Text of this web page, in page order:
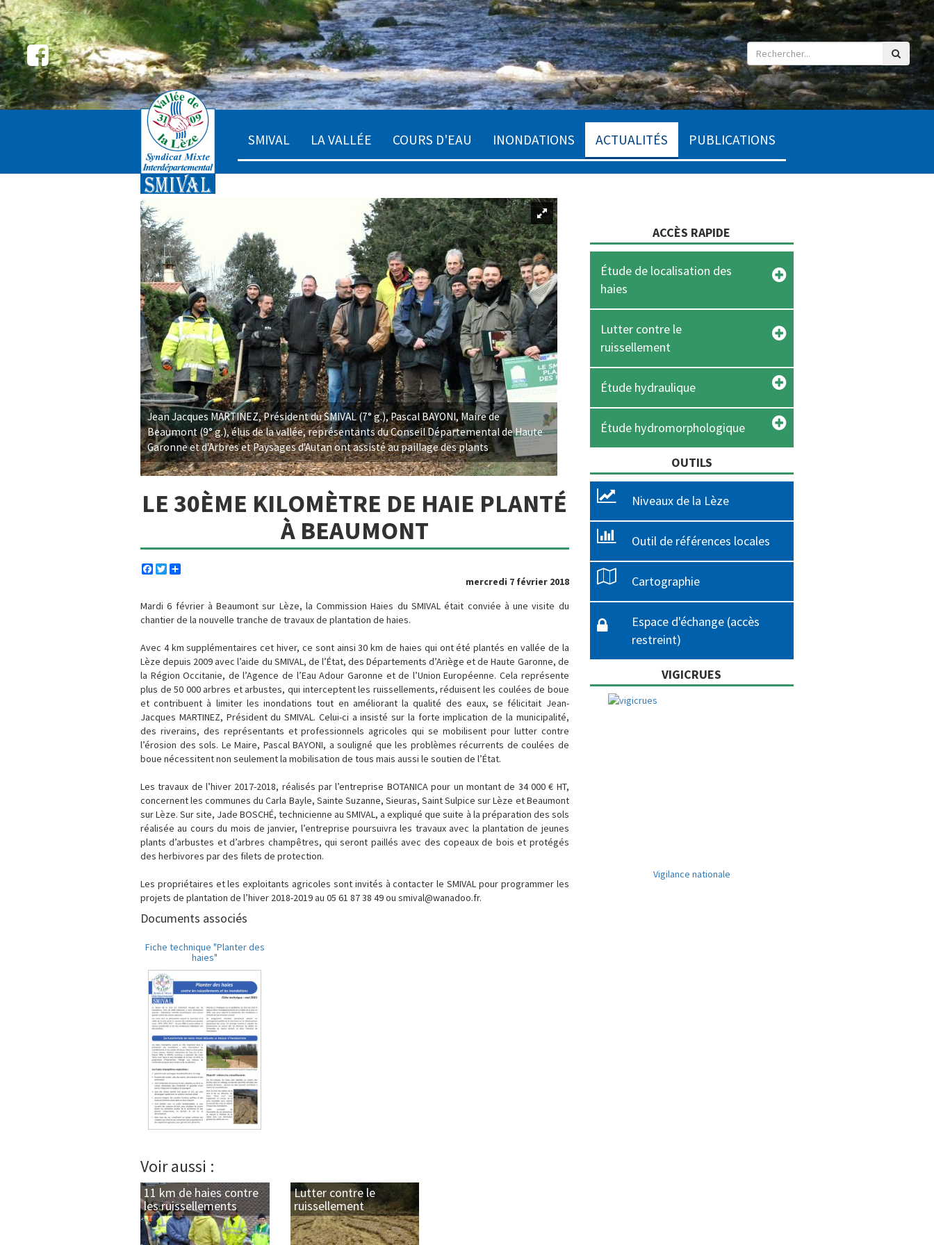
SMIVAL LA VALLÉE COURS D'EAU INONDATIONS ACTUALITÉS PUBLICATIONS
Jean Jacques MARTINEZ, Président du SMIVAL (7° g.), Pascal BAYONI, Maire de
Beaumont (9° g.), élus de la vallée, représentants du Conseil Départemental de Haute
Garonne et d'Arbres et Paysages d'Autan ont assisté au paillage des plants
LE 30ÈME KILOMÈTRE DE HAIE PLANTÉ
À BEAUMONT
Facebook
Twitter
mercredi 7 février 2018
Mardi 6 février à Beaumont sur Lèze, la Commission Haies du SMIVAL était conviée à une visite du
chantier de la nouvelle tranche de travaux de plantation de haies.
Avec 4 km supplémentaires cet hiver, ce sont ainsi 30 km de haies qui ont été plantés en vallée de la
Lèze depuis 2009 avec l’aide du SMIVAL, de l’État, des Départements d’Ariège et de Haute Garonne, de
la Région Occitanie, de l’Agence de l’Eau Adour Garonne et de l’Union Européenne. Cela représente
plus de 50 000 arbres et arbustes, qui interceptent les ruissellements, réduisent les coulées de boue
et contribuent à limiter les inondations tout en améliorant la qualité des eaux, se félicitait Jean-
Jacques MARTINEZ, Président du SMIVAL. Celui-ci a insisté sur la forte implication de la municipalité,
des riverains, des représentants et professionnels agricoles qui se mobilisent pour lutter contre
l’érosion des sols. Le Maire, Pascal BAYONI, a souligné que les problèmes récurrents de coulées de
boue nécessitent non seulement la mobilisation de tous mais aussi le soutien de l’État.
Les travaux de l’hiver 2017-2018, réalisés par l’entreprise BOTANICA pour un montant de 34 000 € HT,
concernent les communes du Carla Bayle, Sainte Suzanne, Sieuras, Saint Sulpice sur Lèze et Beaumont
sur Lèze. Sur site, Jade BOSCHÉ, technicienne au SMIVAL, a expliqué que suite à la préparation des sols
réalisée au cours du mois de janvier, l’entreprise poursuivra les travaux avec la plantation de jeunes
plants d’arbustes et d’arbres champêtres, qui seront paillés avec des copeaux de bois et protégés
des herbivores par des filets de protection.
Les propriétaires et les exploitants agricoles sont invités à contacter le SMIVAL pour programmer les
projets de plantation de l’hiver 2018-2019 au 05 61 87 38 49 ou smival@wanadoo.fr.
Documents associés
Fiche technique "Planter des
haies"
Voir aussi :
11 km de haies contre
les ruissellements
Lutter contre le
ruissellement
ACCÈS RAPIDE
Étude de localisation des
haies
Lutter contre le
ruissellement
Étude hydraulique
Étude hydromorphologique
OUTILS
Niveaux de la Lèze
Outil de références locales
Cartographie
Espace d'échange (accès
restreint)
VIGICRUES
Vigilance nationale